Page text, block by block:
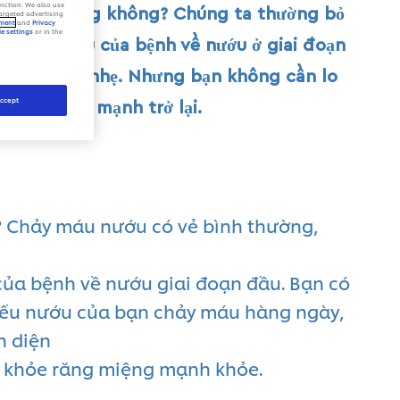
đánh răng không? Chúng ta thường bỏ
dấu hiệu của bệnh về nướu ở giai đoạn
bị xem nhẹ. Nhưng bạn không cần lo
khỏe mạnh trở lại.
máu nướu có vẻ bình thường,
bệnh về nướu giai đoạn đầu. Bạn có
nướu của bạn chảy máu hàng ngày,
diện
răng miệng mạnh khỏe.
We also use
advertising
andPrivacy
settingsor in the